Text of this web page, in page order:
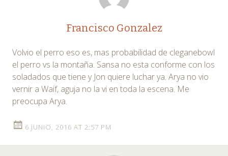
Francisco Gonzalez
Volvio el perro eso es, mas probabilidad de cleganebowl
el perro vs la montaña. Sansa no esta conforme con los
soladados que tiene y Jon quiere luchar ya. Arya no vio
vernir a Waif, aguja no la vi en toda la escena. Me
preocupa Arya.
6 JUNIO, 2016 AT 2:57 PM